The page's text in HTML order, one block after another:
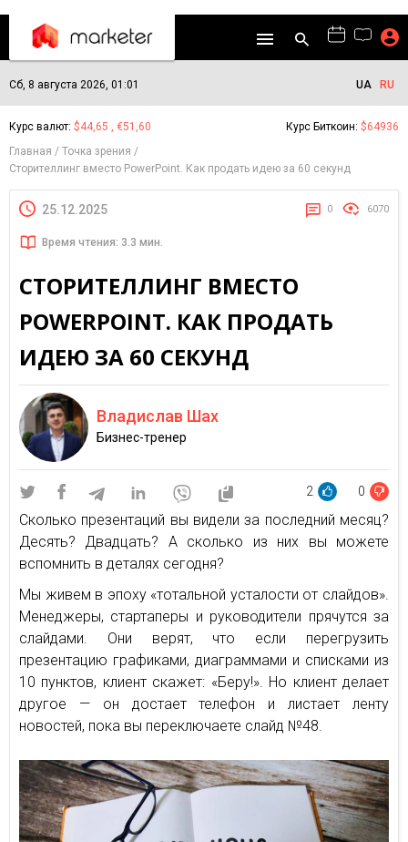
Сб, 8 августа 2026, 01:01 UA RU
Курс валют: $44,65 , €51,60 Курс Биткоин: $64936
Главная
Точка зрения
Сторителлинг вместо PowerPoint. Как продать идею за 60 секунд
25.12.2025 0 6070
Время чтения: 3.3 мин.
СТОРИТЕЛЛИНГ ВМЕСТО
POWERPOINT. КАК ПРОДАТЬ
ИДЕЮ ЗА 60 СЕКУНД
Владислав Шах
Бизнес-тренер
2 0
Сколько презентаций вы видели за последний месяц?
Десять? Двадцать? А сколько из них вы можете
вспомнить в деталях сегодня?
Мы живем в эпоху «тотальной усталости от слайдов».
Менеджеры, стартаперы и руководители прячутся за
слайдами. Они верят, что если перегрузить
презентацию графиками, диаграммами и списками из
10 пунктов, клиент скажет: «Беру!». Но клиент делает
другое — он достает телефон и листает ленту
новостей, пока вы переключаете слайд №48.